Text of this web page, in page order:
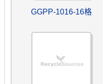
GGPP-1016-16格